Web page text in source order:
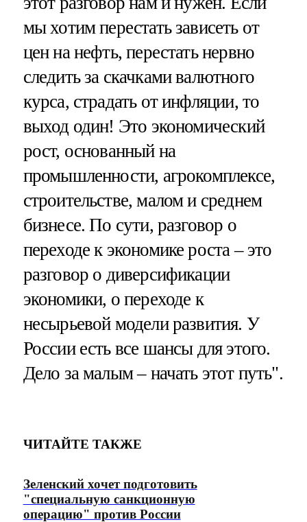
мы хотим перестать зависеть от
цен на нефть, перестать нервно
следить за скачками валютного
курса, страдать от инфляции, то
выход один! Это экономический
рост, основанный на
промышленности, агрокомплексе,
строительстве, малом и среднем
бизнесе. По сути, разговор о
переходе к экономике роста – это
разговор о диверсификации
экономики, о переходе к
несырьевой модели развития. У
России есть все шансы для этого.
Дело за малым – начать этот путь".
ЧИТАЙТЕ ТАКЖЕ
Зеленский хочет подготовить
"специальную санкционную
операцию" против России